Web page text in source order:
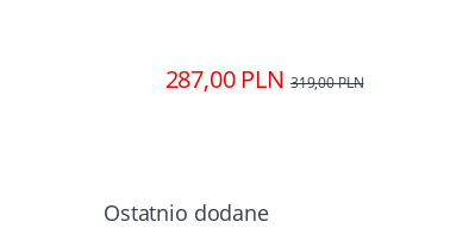
287,00 PLN 319,00 PLN
Ostatnio dodane